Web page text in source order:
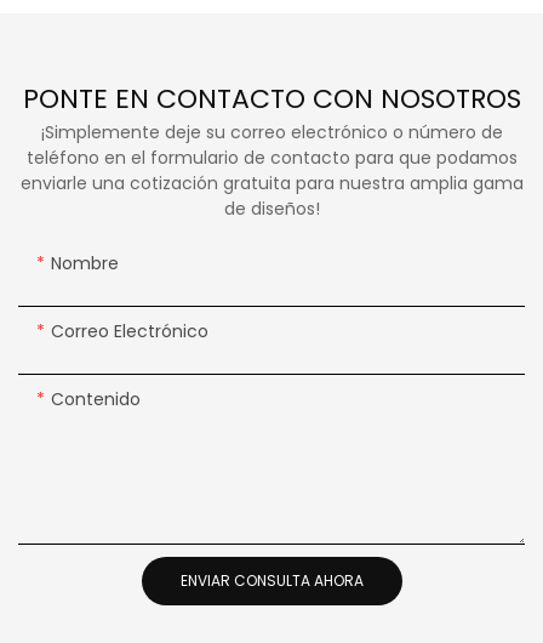
PONTE EN CONTACTO CON NOSOTROS
¡Simplemente deje su correo electrónico o número de
teléfono en el formulario de contacto para que podamos
enviarle una cotización gratuita para nuestra amplia gama
de diseños!
Nombre
Correo Electrónico
Contenido
ENVIAR CONSULTA AHORA